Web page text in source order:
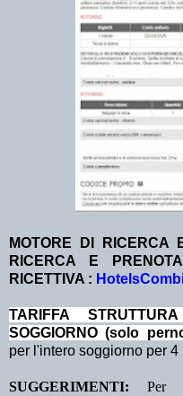
MOTORE DI RICERCA
RICERCA E
RICETTIVA :
TA RIFFA
SOGGIORNO (solo
per l'intero soggiorno per 4
SUGGERIMENTI: Per